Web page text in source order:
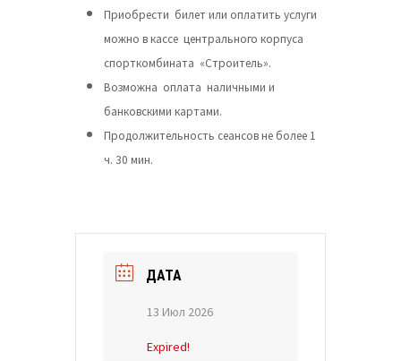
Приобрести билет или оплатить услуги
можно в кассе центрального корпуса
спорткомбината «Строитель».
Возможна оплата наличными и
банковскими картами.
Продолжительность сеансов не более 1
ч. 30 мин.
ДАТА
13 Июл 2026
Expired!